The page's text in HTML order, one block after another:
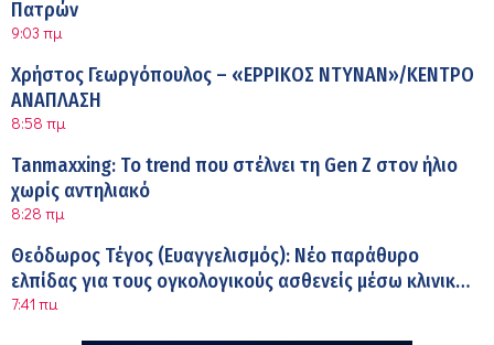
Πατρών
9:03 πμ
Χρήστος Γεωργόπουλος – «ΕΡΡΙΚΟΣ ΝΤΥΝΑΝ»/ΚΕΝΤΡΟ
ΑΝΑΠΛΑΣΗ
8:58 πμ
Tanmaxxing: To trend που στέλνει τη Gen Z στον ήλιο
χωρίς αντηλιακό
8:28 πμ
Θεόδωρος Τέγος (Ευαγγελισμός): Νέο παράθυρο
ελπίδας για τους ογκολογικούς ασθενείς μέσω κλινικών
δοκιμών
7:41 πμ